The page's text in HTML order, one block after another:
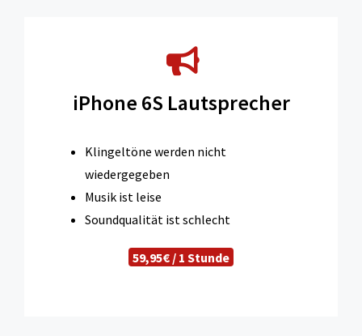
iPhone 6S Lautsprecher
Klingeltöne werden nicht
wiedergegeben
Musik ist leise
Soundqualität ist schlecht
59,95€ / 1 Stunde